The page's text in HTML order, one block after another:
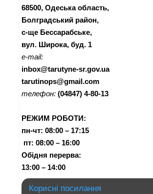
68500, Одеська область,
Болградський район,
с-ще Бессарабське,
вул. Широка, буд. 1
e-mail:
inbox@tarutyne-sr.gov.ua
tarutinops@gmail.com
телефон: (04847) 4-80-13
РЕЖИМ РОБОТИ:
пн-чт: 08:00 – 17:15
пт: 08:00 – 16:00
Обідня перерва:
13:00 – 14:00
Корисні посилання